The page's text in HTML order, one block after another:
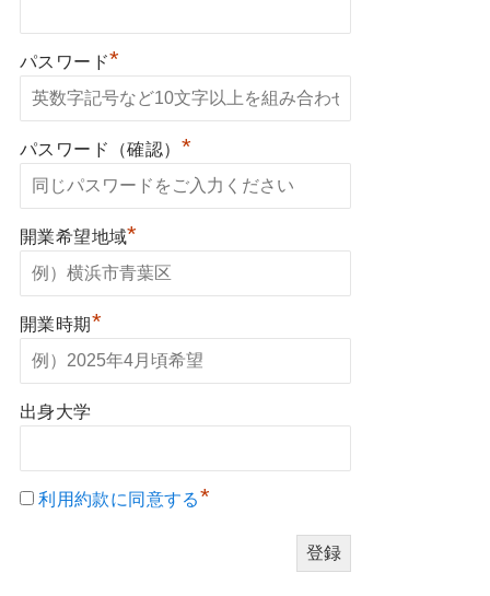
パスワード*
パスワード（確認） *
開業希望地域*
開業時期*
出身大学
利用約款に同意する*